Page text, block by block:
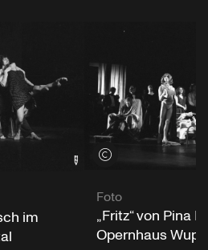
im
Credits öffnen
Foto
„Fritz“ von Pina
Opernhaus